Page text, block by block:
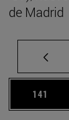
de Madrid
Página
141